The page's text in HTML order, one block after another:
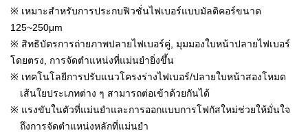
※ เหมาะสำหรับการประกบฟิวชั่นไฟเบอร์แบบมัลติคอร์ขนาด
125~250μm
※ สิทธิบัตรการถ่ายภาพปลายไฟเบอร์คู่, มุมมองใบหน้าปลายไฟเบอร์
โดยตรง, การจัดตำแหน่งที่แม่นยำยิ่งขึ้น
※ เทคโนโลยีการปรับแนวโครงร่างไฟเบอร์/ปลายใบหน้าสองโหมด
เส้นใยประเภทต่าง ๆ สามารถต่อเข้าด้วยกันได้
※ แรงขับในตัวที่แม่นยำและการออกแบบการโฟกัสใหม่ช่วยให้มั่นใจ
ถึงการจัดตำแหน่งหลักที่แม่นยำ